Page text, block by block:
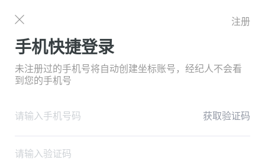
注册
手机快捷登录
未注册过的手机号将自动创建坐标账号，经纪人不会看
到您的手机号
获取验证码